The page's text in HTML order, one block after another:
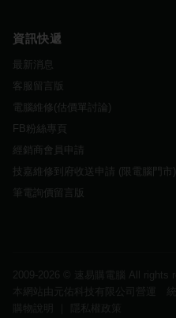
資訊快遞
最新消息
客服留言版
電腦維修(估價單討論)
FB粉絲專頁
經銷商會員申請
技嘉維修到府收送申請 (限電腦門市)
筆電詢價留言版